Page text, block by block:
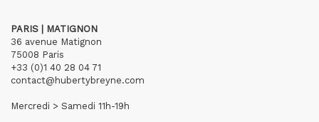
PARIS | MATIGNON
36 avenue Matignon
75008 Paris
+33 (0)1 40 28 04 71
contact@hubertybreyne.com
Mercredi > Samedi 11h-19h